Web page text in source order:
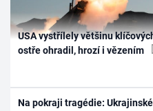
USA vystřílely většinu
ostře ohradil, hrozí i vězením
Na pokraji tragédie: